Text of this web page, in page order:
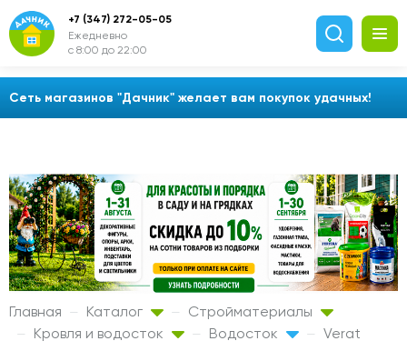
Сеть магазинов "Дачник" желает вам покупок удачных!
+7 (347) 272-05-05
Ежедневно
с 8:00 до 22:00
Главная Каталог
Стройматериалы
Кровля и водосток
Водосток Verat